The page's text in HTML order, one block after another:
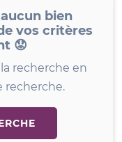
bien
vos critères
😟
recherche en
recherche.